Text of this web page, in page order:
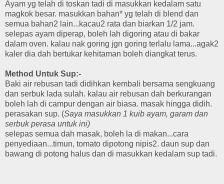
Ayam yg telah di toskan tadi di masukkan kedalam satu
magkok besar. masukkan bahan* yg telah di blend dan
semua bahan2 lain...kacau2 rata dan biarkan 1/2 jam.
selepas ayam diperap, boleh lah digoring atau di bakar
dalam oven. kalau nak goring jgn goring terlalu lama...agak2
kaler dia dah bertukar kehitaman boleh diangkat terus.
Method Untuk Sup:-
Baki air rebusan tadi didihkan kembali bersama sengkuang
dan serbuk lada sulah. kalau air rebusan dah berkurangan
boleh lah di campur dengan air biasa. masak hingga didih.
perasakan sup. (Saya masukkan 1 kuib ayam, garam dan
serbuk perasa untuk ini)
selepas semua dah masak, boleh la di makan...cara
penyediaan...timun, tomato dipotong nipis2. daun sup dan
bawang di potong halus dan di masukkan kedalam sup tadi.